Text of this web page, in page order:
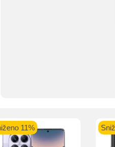
11%
UniCredit
MasterCard